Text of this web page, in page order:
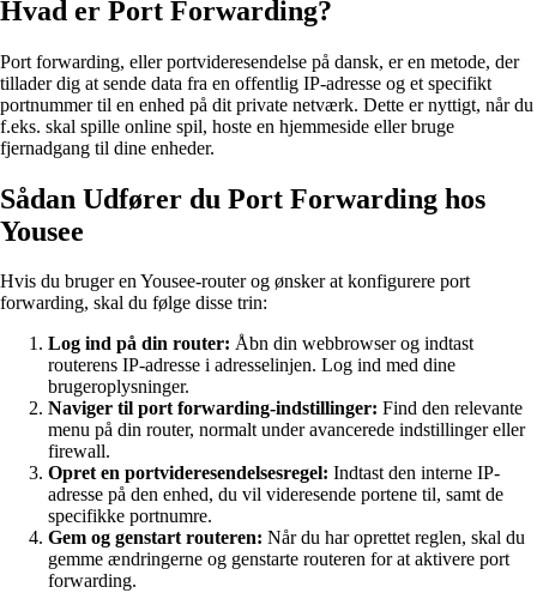
Hvad er Port Forwarding?
Port forwarding, eller portvideresendelse på dansk, er en metode, der
tillader dig at sende data fra en offentlig IP-adresse og et specifikt
portnummer til en enhed på dit private netværk. Dette er nyttigt, når du
f.eks. skal spille online spil, hoste en hjemmeside eller bruge
fjernadgang til dine enheder.
Sådan Udfører du Port Forwarding hos
Yousee
Hvis du bruger en Yousee-router og ønsker at konfigurere port
forwarding, skal du følge disse trin:
Log ind på din router: Åbn din webbrowser og indtast
routerens IP-adresse i adresselinjen. Log ind med dine
brugeroplysninger.
Naviger til port forwarding-indstillinger: Find den relevante
menu på din router, normalt under avancerede indstillinger eller
firewall.
Opret en portvideresendelsesregel: Indtast den interne IP-
adresse på den enhed, du vil videresende portene til, samt de
specifikke portnumre.
Gem og genstart routeren: Når du har oprettet reglen, skal du
gemme ændringerne og genstarte routeren for at aktivere port
forwarding.